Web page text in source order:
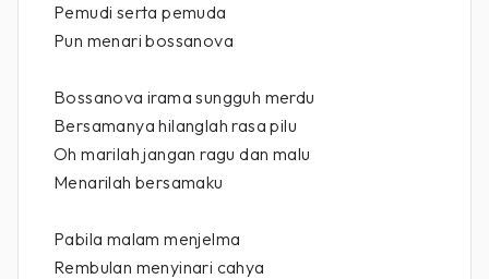
Pemudi serta pemuda
Pun menari bossanova
Bossanova irama sungguh merdu
Bersamanya hilanglah rasa pilu
Oh marilah jangan ragu dan malu
Menarilah bersamaku
Pabila malam menjelma
Rembulan menyinari cahya